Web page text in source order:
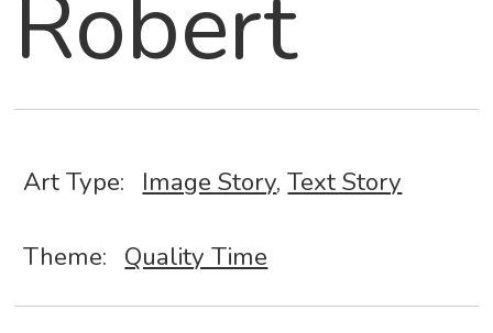
Robert
Art Type: Image Story,Text Story
Theme: Quality Time